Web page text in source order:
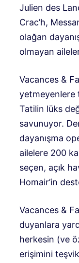
Julien des
Crac’h,
olağan
olmayan
Vacances &
yetmeyenlere
Tatilin lüks
savunuyor.
dayanışma
ailelere 200
seçen, açık
Homair’in
Vacances &
duyanlara
herkesin (ve
erişimini